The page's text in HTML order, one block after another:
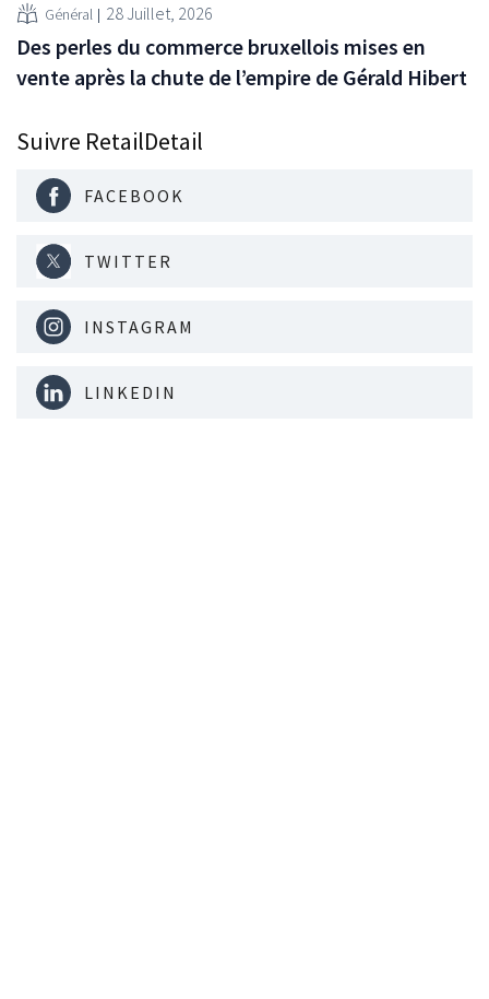
Général 28 Juillet, 2026
Des perles du commerce bruxellois mises en
vente après la chute de l’empire de Gérald Hibert
Suivre RetailDetail
FACEBOOK
TWITTER
INSTAGRAM
LINKEDIN